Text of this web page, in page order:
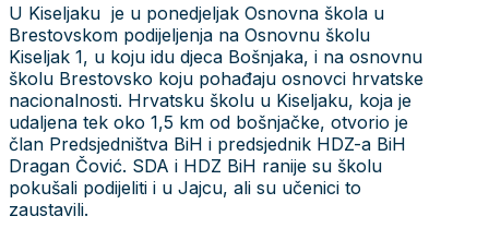
U Kiseljaku je u ponedjeljak Osnovna škola u
Brestovskom podijeljenja na Osnovnu školu
Kiseljak 1, u koju idu djeca Bošnjaka, i na osnovnu
školu Brestovsko koju pohađaju osnovci hrvatske
nacionalnosti. Hrvatsku školu u Kiseljaku, koja je
udaljena tek oko 1,5 km od bošnjačke, otvorio je
član Predsjedništva BiH i predsjednik HDZ-a BiH
Dragan Čović. SDA i HDZ BiH ranije su školu
pokušali podijeliti i u Jajcu, ali su učenici to
zaustavili.